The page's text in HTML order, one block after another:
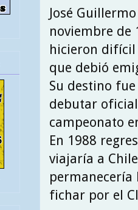
José
noviembre de
hicieron
que debió
Su destino
debutar
campeonato
En 1988
viajaría a
permanecería
fichar por el